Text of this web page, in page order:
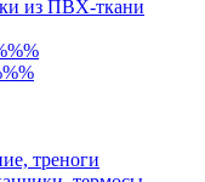
из ПВХ-ткани
треноги